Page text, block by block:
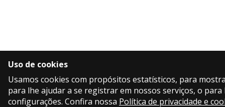
Uso de cookies
Usamos cookies com propósitos estatísticos, para
para lhe ajudar a se registrar em nossos serviços, o
configurações. Confira nossa Política de privacidade e